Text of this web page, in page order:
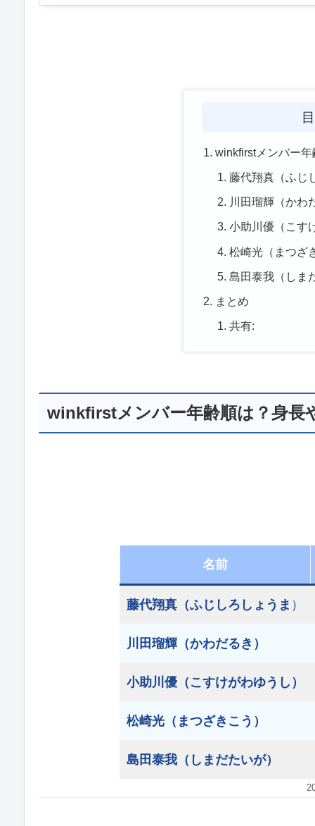
winkfirstメンバー
藤代翔真（ふじ
川田瑠輝（かわ
小助川優（こす
松崎光（まつざ
島田泰我（しま
まとめ
共有:
winkfirstメンバー年齢順は？身長
名前
藤代翔真（ふじしろしょうま ）
川田瑠輝（かわだるき）
小助川優（こすけがわゆうし）
松崎光（まつざきこう）
島田泰我（しまだたいが）